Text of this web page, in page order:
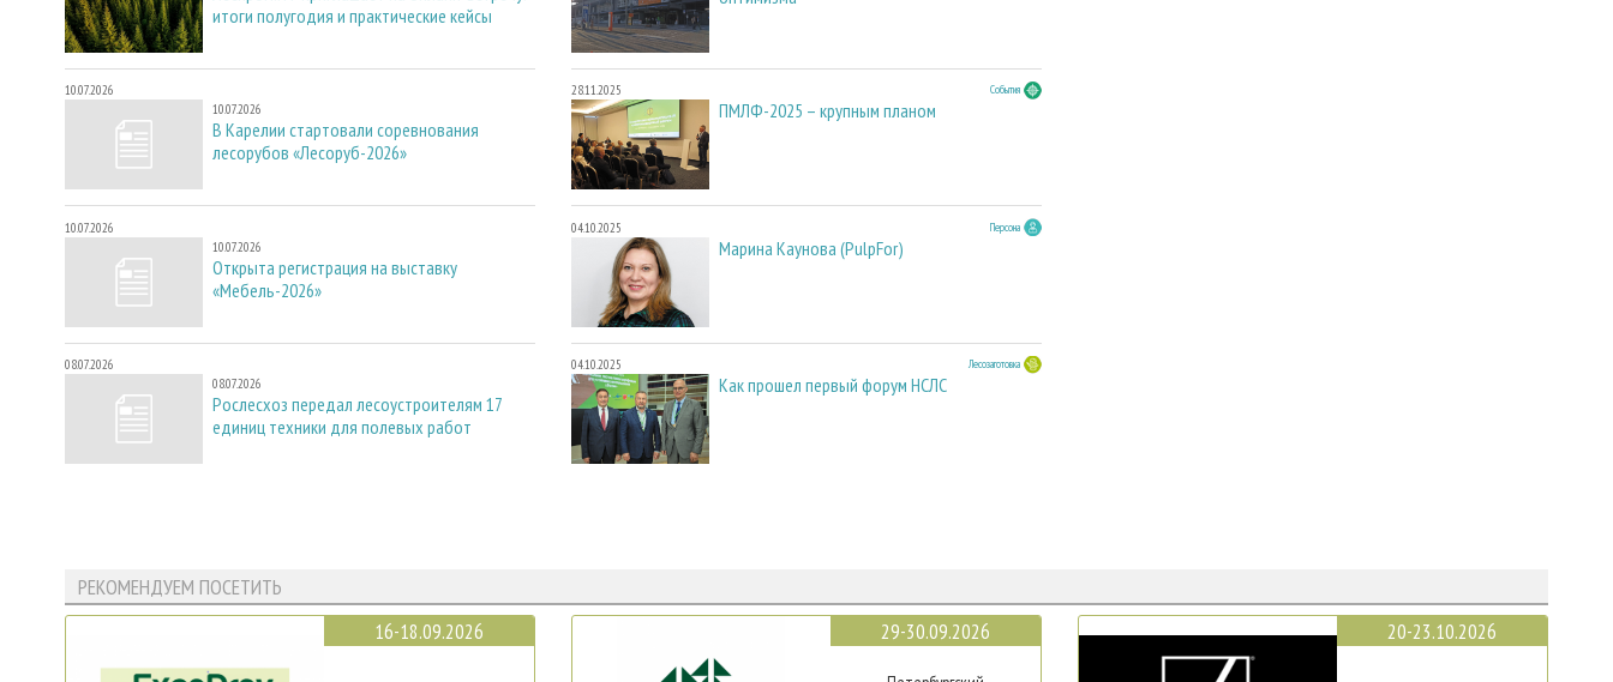
итоги полугодия и практические кейсы
10.07.2026
10.07.2026
В Карелии стартовали соревнования
лесорубов «Лесоруб-2026»
10.07.2026
10.07.2026
Открыта регистрация на выставку
«Мебель-2026»
08.07.2026
08.07.2026
Рослесхоз передал лесоустроителям 17
единиц техники для полевых работ
28.11.2025 События
ПМЛФ-2025 – крупным планом
04.10.2025 Персона
Марина Каунова (PulpFor)
04.10.2025 Лесозаготовка
Как прошел первый форум НСЛС
РЕКОМЕНДУЕМ ПОСЕТИТЬ
16-18.09.2026
29-30.09.2026 20-23.10.2026